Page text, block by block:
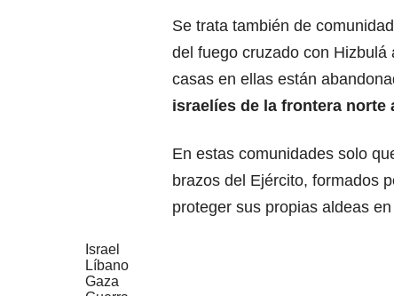
Se trata también de
del fuego cruzado con
casas en ellas están
israelíes de la frontera norte
En estas comunidades solo
brazos del Ejército, formados
proteger sus propias aldeas
Israel
Líbano
Gaza